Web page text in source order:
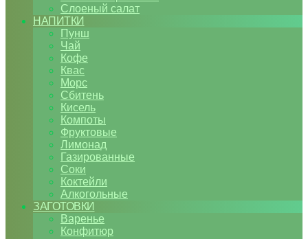
Слоеный салат
НАПИТКИ
Пунш
Чай
Кофе
Квас
Морс
Сбитень
Кисель
Компоты
Фруктовые
Лимонад
Газированные
Соки
Коктейли
Алкогольные
ЗАГОТОВКИ
Варенье
Конфитюр